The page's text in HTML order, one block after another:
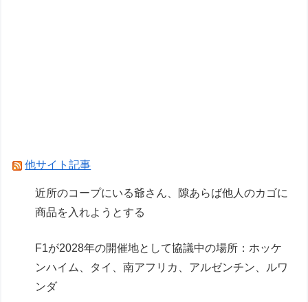
Powered by livedoor 相互RSS
他サイト記事
近所のコープにいる爺さん、隙あらば他人のカゴに
商品を入れようとする
F1が2028年の開催地として協議中の場所：ホッケ
ンハイム、タイ、南アフリカ、アルゼンチン、ルワ
ンダ